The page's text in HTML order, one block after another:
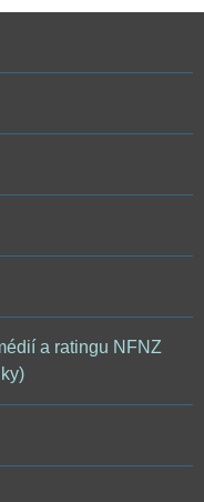
a ratingu NFNZ